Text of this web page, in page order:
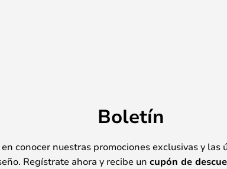
Boletín
conocer nuestras promociones exclusivas y las
Regístrate ahora y recibe un cupón de